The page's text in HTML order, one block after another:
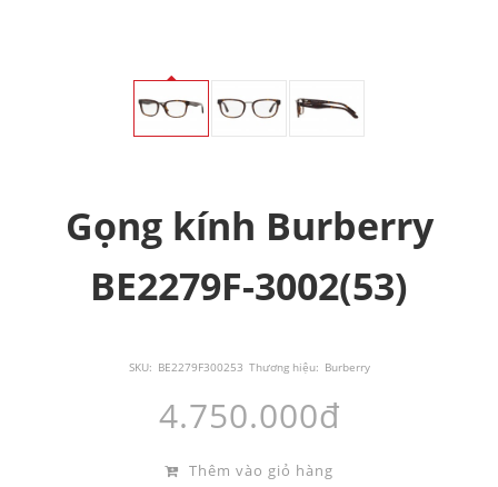
Gọng kính Burberry
BE2279F-3002(53)
SKU: BE2279F300253 Thương hiệu: Burberry
4.750.000đ
Thêm vào giỏ hàng